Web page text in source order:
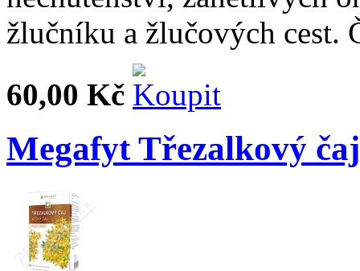
žlučníku a žlučových cest.
60,00 Kč
Megafyt Třezalkový